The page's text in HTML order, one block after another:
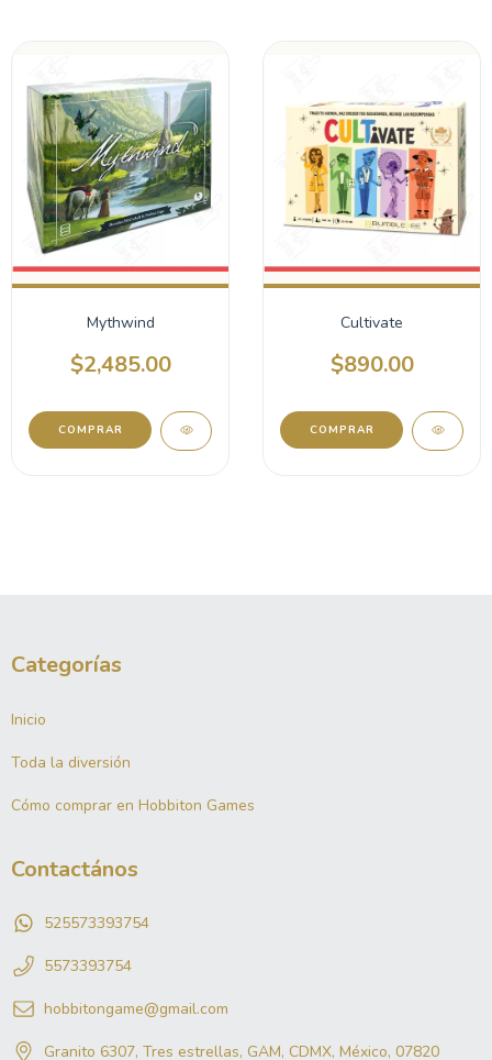
Mythwind
$2,485.00
Cultivate
$890.00
Categorías
Inicio
Toda la diversión
Cómo comprar en Hobbiton Games
Contactános
525573393754
5573393754
hobbitongame@gmail.com
Granito 6307, Tres estrellas, GAM, CDMX, México, 07820